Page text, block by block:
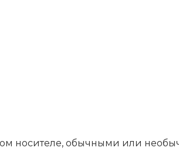
носителе, обычными или